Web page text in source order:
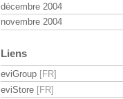
décembre 2004
novembre 2004
Liens
eviGroup
eviStore